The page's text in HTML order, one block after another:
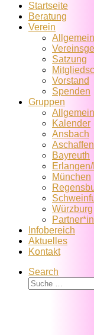
Startseite
Beratung
Verein
Allgemein
Satzung
Vorstand
Spenden
Gruppen
Allgemein
Kalender
Ansbach
Bayreuth
München
Würzburg
Infobereich
Aktuelles
Kontakt
Search
Suche